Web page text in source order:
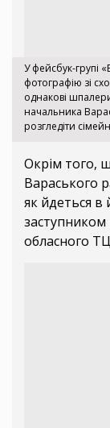
У фейсбук-групі
фотографію зі
однакові
начальника
розгледіти
Окрім того,
Вараського
як йдеться в
заступником
обласного